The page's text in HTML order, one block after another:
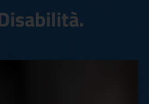
ecco le